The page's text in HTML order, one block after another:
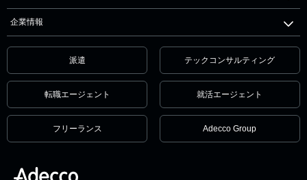
企業情報
派遣 テックコンサルティング
転職エージェント 就活エージェント
フリーランス Adecco Group